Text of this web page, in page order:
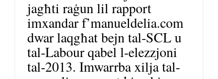
jagħti raġun lil rapport
imxandar f’manueldelia.com
dwar laqgħat bejn tal-SCL u
tal-Labour qabel l-elezzjoni
tal-2013. Imwarrba xilja tal-